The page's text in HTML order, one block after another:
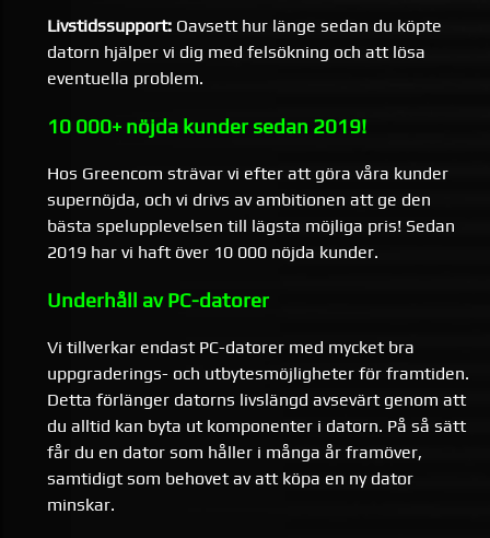
Livstidssupport: Oavsett hur länge sedan du köpte
datorn hjälper vi dig med felsökning och att lösa
eventuella problem.
10 000+ nöjda kunder sedan 2019!
Hos Greencom strävar vi efter att göra våra kunder
supernöjda, och vi drivs av ambitionen att ge den
bästa spelupplevelsen till lägsta möjliga pris! Sedan
2019 har vi haft över 10 000 nöjda kunder.
Underhåll av PC-datorer
Vi tillverkar endast PC-datorer med mycket bra
uppgraderings- och utbytesmöjligheter för framtiden.
Detta förlänger datorns livslängd avsevärt genom att
du alltid kan byta ut komponenter i datorn. På så sätt
får du en dator som håller i många år framöver,
samtidigt som behovet av att köpa en ny dator
minskar.